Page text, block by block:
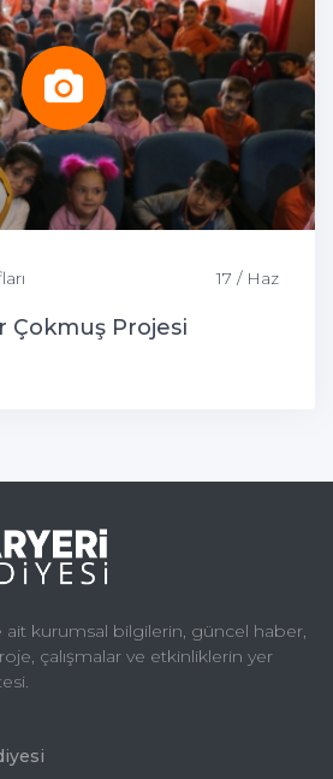
17 / Haz
Çokmuş Projesi
ait kurumsal bilgilerin, güncel haber,
çalışmalar ve etkinliklerin yer